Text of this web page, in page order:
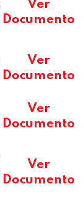
Ver
Documento
Ver
Documento
Ver
Documento
Ver
Documento